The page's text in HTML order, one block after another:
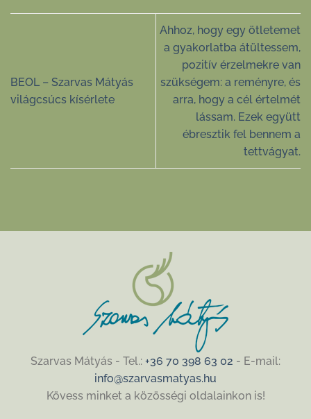
BEOL – Szarvas Mátyás
világcsúcs kísérlete
Ahhoz, hogy egy ötletemet
a gyakorlatba átültessem,
pozitív érzelmekre van
szükségem: a reményre, és
arra, hogy a cél értelmét
lássam. Ezek együtt
ébresztik fel bennem a
tettvágyat.
Szarvas Mátyás - Tel.: +36 70 398 63 02 - E-mail:
info@szarvasmatyas.hu
Kövess minket a közösségi oldalainkon is!